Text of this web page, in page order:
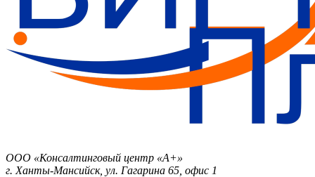
ООО «Консалтинговый центр «А+»
г. Ханты-Мансийск, ул. Гагарина 65, офис 1